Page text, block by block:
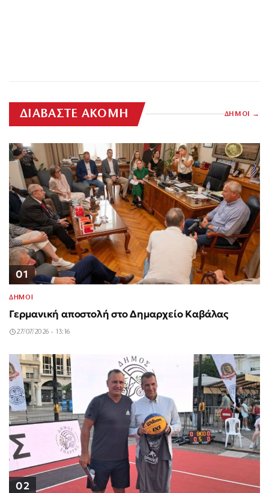
ΔΙΑΒΑΣΤΕ ΑΚΟΜΗ ΔΗΜΟΙ
01
ΔΗΜΟΙ
Γερμανική αποστολή στο Δημαρχείο Καβάλας
27/07/2026 - 13:16
02